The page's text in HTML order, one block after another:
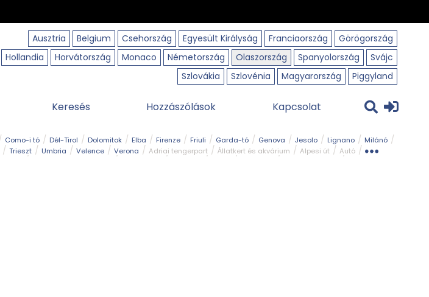
Ausztria
Belgium Csehország Egyesült Királyság Franciaország
Görögország
Hollandia
Horvátország Monaco Németország Olaszország Spanyolország
Svájc
Szlovákia
Szlovénia Magyarország Piggyland
Keresés Hozzászólások Kapcsolat
Como-i tó Dél-Tirol Dolomitok Elba Firenze Friuli Garda-tó Genova Jesolo Lignano
Milánó
Trieszt Umbria Velence Verona Adriai tengerpart Állatkert és akvárium Alpesi út
Autó